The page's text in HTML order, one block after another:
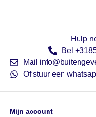
Hulp
Bel
Mail
Of stuur een
Mijn account